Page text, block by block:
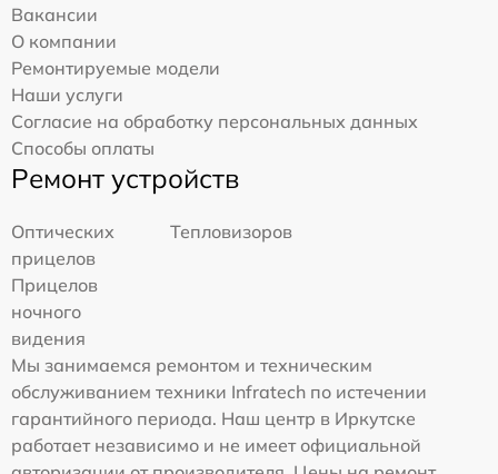
Вакансии
О компании
Ремонтируемые модели
Наши услуги
Согласие на обработку персональных данных
Способы оплаты
Ремонт устройств
Оптических
прицелов
Тепловизоров
Прицелов
ночного
видения
Мы занимаемся ремонтом и техническим
обслуживанием техники Infratech по истечении
гарантийного периода. Наш центр в Иркутске
работает независимо и не имеет официальной